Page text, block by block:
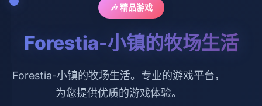
🎶 精品游戏
Forestia-小镇的牧场生活
Forestia-小镇的牧场生活。专业的游戏平台，
为您提供优质的游戏体验。